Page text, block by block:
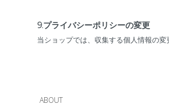
9.プライバシーポリシーの変更
当ショップでは、収集する個人情報の
ABOUT